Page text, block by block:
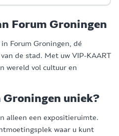
Forum Groningen
Forum Groningen, dé
de stad. Met uw VIP-KAART
wereld vol cultuur en
uniek?
alleen een expositieruimte.
waar u kunt